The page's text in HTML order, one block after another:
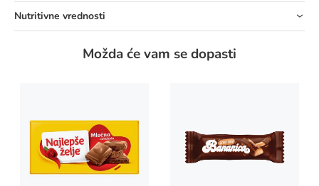
Nutritivne vrednosti
Možda će vam se dopasti